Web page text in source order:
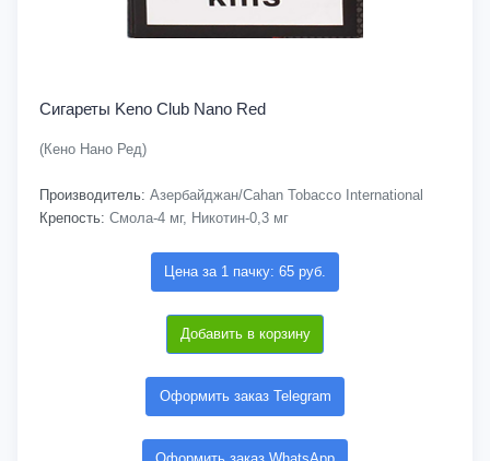
Сигареты Keno Club Nano Red
(Кено Нано Ред)
Производитель: Азербайджан/Cahan Tobacco International
Крепость: Смола-4 мг, Никотин-0,3 мг
Цена за 1 пачку: 65 руб.
Добавить в корзину
Оформить заказ Telegram